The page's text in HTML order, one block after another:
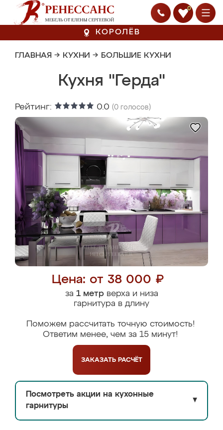
0
КОРОЛЁВ
ГЛАВНАЯ → КУХНИ → БОЛЬШИЕ КУХНИ
Кухня "Герда"
Рейтинг: 0.0 (0 голосов)
Цена: от 38 000 ₽
за 1 метрверха и низа
гарнитура в длину
Поможем рассчитать точную стоимость!
Ответим менее, чем за 15 минут!
ЗАКАЗАТЬ РАСЧЁТ
Посмотреть акции на кухонные
гарнитуры
▼